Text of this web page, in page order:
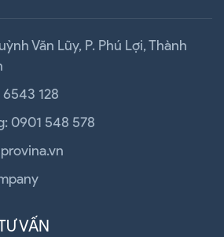
Văn Lũy, P. Phú Lợi, Thành
128
0901 548 578
VẤN